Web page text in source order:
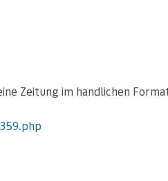
Zeitung im handlichen